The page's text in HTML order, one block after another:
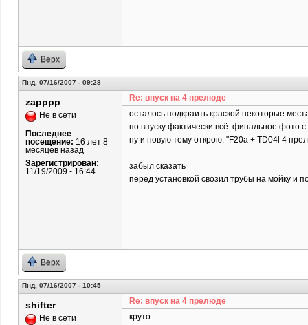
Верх
Пнд, 07/16/2007 - 09:28
zapppp
Не в сети
Последнее
посещение: 16 лет 8
месяцев назад
Зарегистрирован:
11/19/2009 - 16:44
Re: впуск на 4 прелюде
осталось подкраить краской некоторые
по впуску фактически всё. финальное фото
ну и новую тему открою. "F20a + TD04l 4
забыл сказать
перед установкой свозил трубы на мойку и
Верх
Пнд, 07/16/2007 - 10:45
shifter
Не в сети
Re: впуск на 4 прелюде
круто.